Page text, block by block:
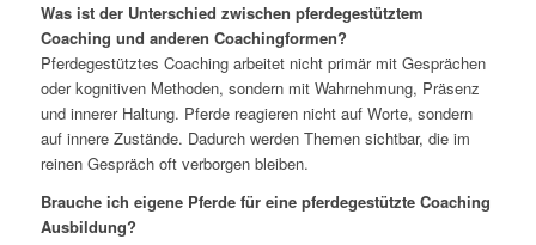
Was ist der Unterschied zwischen pferdegestütztem
Coaching und anderen Coachingformen?
Pferdegestütztes Coaching arbeitet nicht primär mit Gesprächen
oder kognitiven Methoden, sondern mit Wahrnehmung, Präsenz
und innerer Haltung. Pferde reagieren nicht auf Worte, sondern
auf innere Zustände. Dadurch werden Themen sichtbar, die im
reinen Gespräch oft verborgen bleiben.
Brauche ich eigene Pferde für eine pferdegestützte Coaching
Ausbildung?